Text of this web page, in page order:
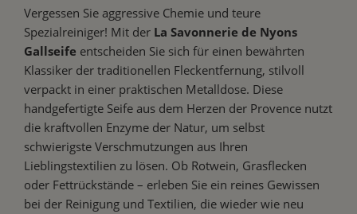
Vergessen Sie aggressive Chemie und teure
Spezialreiniger! Mit der La Savonnerie de Nyons
Gallseife entscheiden Sie sich für einen bewährten
Klassiker der traditionellen Fleckentfernung, stilvoll
verpackt in einer praktischen Metalldose. Diese
handgefertigte Seife aus dem Herzen der Provence nutzt
die kraftvollen Enzyme der Natur, um selbst
schwierigste Verschmutzungen aus Ihren
Lieblingstextilien zu lösen. Ob Rotwein, Grasflecken
oder Fettrückstände – erleben Sie ein reines Gewissen
bei der Reinigung und Textilien, die wieder wie neu